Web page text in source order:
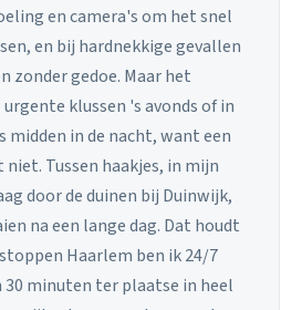
en camera's om het snel
en bij hardnekkige gevallen
zonder gedoe. Maar het
klussen 's avonds of in
midden in de nacht, want een
Tussen haakjes, in mijn
door de duinen bij Duinwijk,
na een lange dag. Dat houdt
Haarlem ben ik 24/7
30 minuten ter plaatse in heel